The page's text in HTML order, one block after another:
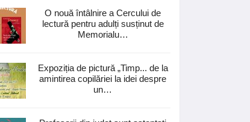
O nouă întâlnire a Cercului de
lectură pentru adulți susținut de
Memorialu…
Expoziția de pictură „Timp... de la
amintirea copilăriei la idei despre
un…